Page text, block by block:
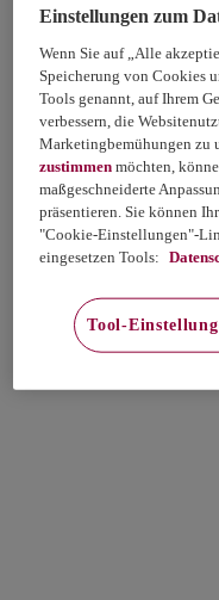
Einstellungen zum
Wenn Sie auf „Alle
Speicherung von Cookies
Tools genannt, auf Ihrem
verbessern, die
Marketingbemühungen zu
zustimmen möchten,
maßgeschneiderte
präsentieren. Sie können
"Cookie-Einstellungen"-
eingesetzen Tools:
Tool-